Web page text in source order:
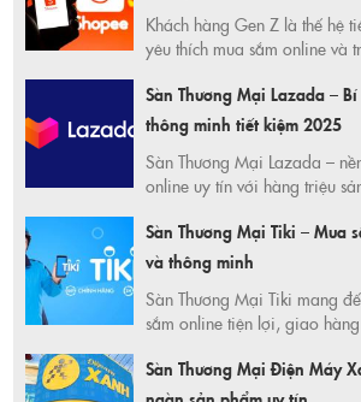
Khách hàng Gen Z là thế hệ
yêu thích mua sắm online và
của Gen Z tại 365 Ngày Tiết
Sàn Thương Mại Lazada –
thông minh tiết kiệm 2025
Sàn Thương Mại Lazada –
online uy tín với hàng triệu
chia sẻ bí quyết săn deal, sử
hàng thông minh giúp bạn tiết
Sàn Thương Mại Tiki – Mua
và thông minh
Sàn Thương Mại Tiki mang
sắm online tiện lợi, giao hàng
365ngaytietkiem.com và săn
ngay hôm nay.
Sàn Thương Mại Điện Máy